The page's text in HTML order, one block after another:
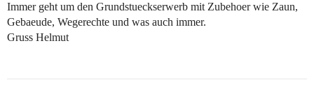
Immer geht um den Grundstueckserwerb mit Zubehoer wie Zaun,
Gebaeude, Wegerechte und was auch immer.
Gruss Helmut